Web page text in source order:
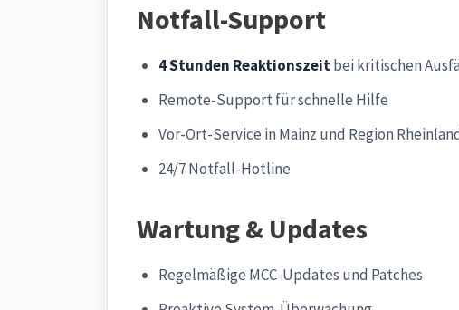
Notfall-Support
4 Stunden Reaktionszeitbei kritischen
Remote-Support für schnelle Hilfe
Vor-Ort-Service in Mainz und Region
24/7 Notfall-Hotline
Wartung & Updates
Regelmäßige MCC-Updates und Patches